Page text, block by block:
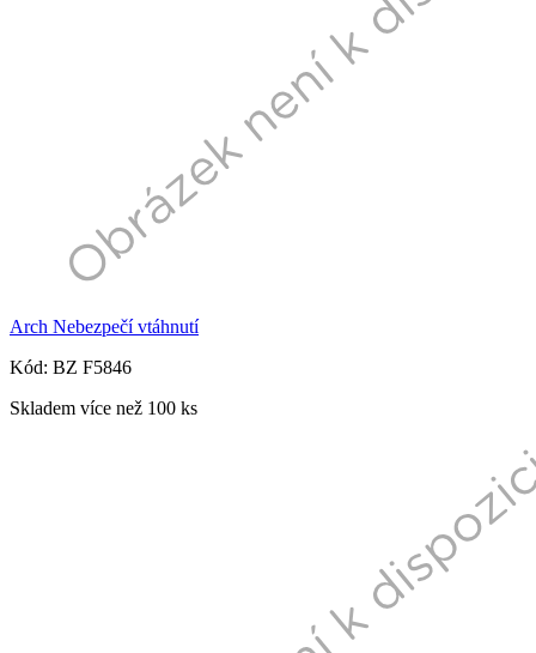
Arch Nebezpečí vtáhnutí
Kód: BZ F5846
Skladem více než 100 ks